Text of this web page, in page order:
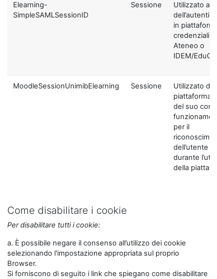
Elearning-
SimpleSAMLSessionID
Sessione
Utilizzato ai
in
credenziali di
Ateneo o
IDEM/
MoodleSessionUnimibElearning Sessione
Utilizzato
piattaforma
del suo
per il
dell’utente
durante
della
Come disabilitare i cookie
Per disabilitare tutti i cookie:
a. È possibile negare il consenso all’utilizzo dei cookie
selezionando l'impostazione appropriata sul proprio
Browser.
Si forniscono di seguito i link che spiegano come disabilitare